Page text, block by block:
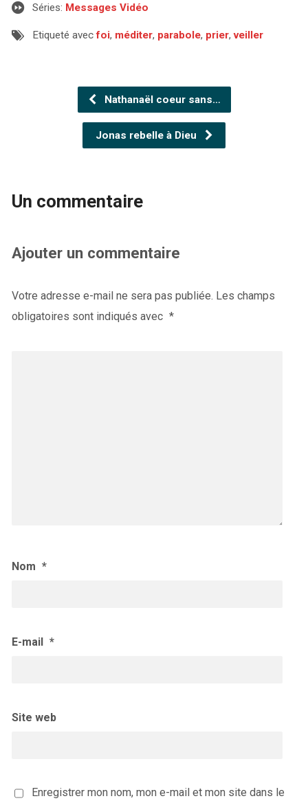
Séries: Messages Vidéo
Etiqueté avecfoi, méditer, parabole, prier,veiller
Nathanaël coeur sans…
Jonas rebelle à Dieu
Un commentaire
Ajouter un commentaire
Votre adresse e-mail ne sera pas publiée. Les champs
obligatoires sont indiqués avec *
Nom *
E-mail *
Site web
Enregistrer mon nom, mon e-mail et mon site dans le